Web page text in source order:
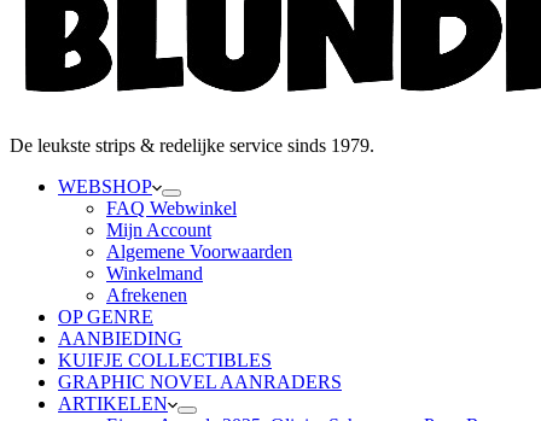
De leukste strips & redelijke service sinds 1979.
WEBSHOP
FAQ Webwinkel
Mijn Account
Algemene Voorwaarden
Winkelmand
Afrekenen
OP GENRE
AANBIEDING
KUIFJE COLLECTIBLES
GRAPHIC NOVEL AANRADERS
ARTIKELEN